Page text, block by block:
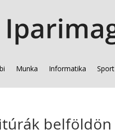
Munka Informatika Sport
belföldön